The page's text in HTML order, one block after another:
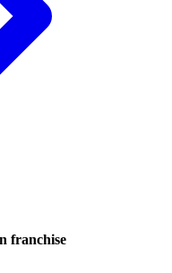
franchise